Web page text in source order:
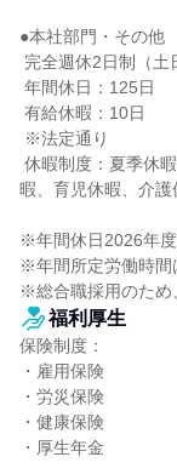
●本社部門・その他
暇、育児休暇、介
※年間休日2026年
※年間所定労働時間
※総合職採用のため
福利厚生
保険制度：
・雇用保険
・労災保険
・健康保険
・厚生年金